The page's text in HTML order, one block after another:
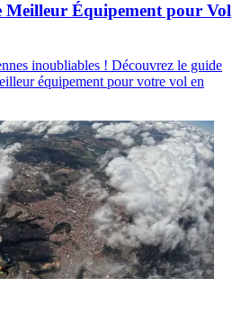
Meilleur Équipement pour Vol
inoubliables ! Découvrez le guide
équipement pour votre vol en